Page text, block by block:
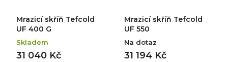
Mrazicí skříň Tefcold
UF 400 G
Skladem
31 040 Kč
Mrazicí skříň Tefcold
UF 550
Na dotaz
31 194 Kč